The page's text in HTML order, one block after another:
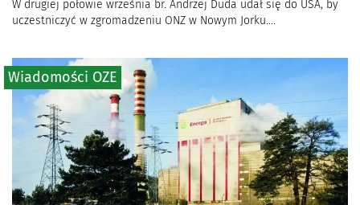
W drugiej połowie września br. Andrzej Duda udał się do USA, by
uczestniczyć w zgromadzeniu ONZ w Nowym Jorku....
Wiadomości OZE